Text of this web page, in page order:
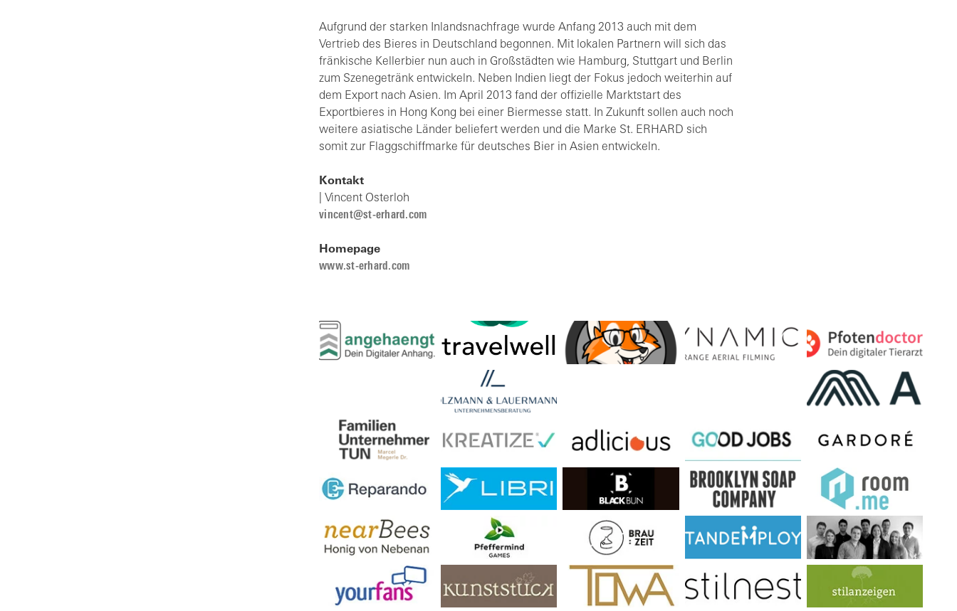
Aufgrund der starken Inlandsnachfrage wurde Anfang 2013 auch mit dem
Vertrieb des Bieres in Deutschland begonnen. Mit lokalen Partnern will sich das
fränkische Kellerbier nun auch in Großstädten wie Hamburg, Stuttgart und Berlin
zum Szenegetränk entwickeln. Neben Indien liegt der Fokus jedoch weiterhin auf
dem Export nach Asien. Im April 2013 fand der offizielle Marktstart des
Exportbieres in Hong Kong bei einer Biermesse statt. In Zukunft sollen auch noch
weitere asiatische Länder beliefert werden und die Marke St. ERHARD sich
somit zur Flaggschiffmarke für deutsches Bier in Asien entwickeln.
Kontakt
| Vincent Osterloh
vincent@st-erhard.com
Homepage
www.st-erhard.com